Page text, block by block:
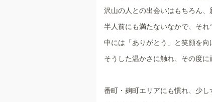
沢山の人との出会いはもちろん、
半人前にも満たないなかで、それ
中には「ありがとう」と笑顔を向
そうした温かさに触れ、その度
番町・麹町エリアにも慣れ、少し